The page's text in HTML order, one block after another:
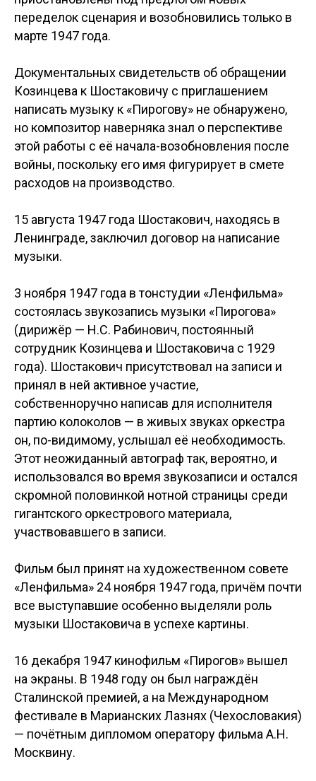
переделок сценария и возобновились только в
марте 1947 года.
Документальных свидетельств об обращении
Козинцева к Шостаковичу с приглашением
написать музыку к «Пирогову» не обнаружено,
но композитор наверняка знал о перспективе
этой работы с её начала-возобновления после
войны, поскольку его имя фигурирует в смете
расходов на производство.
15 августа 1947 года Шостакович, находясь в
Ленинграде, заключил договор на написание
музыки.
3 ноября 1947 года в тонстудии «Ленфильма»
состоялась звукозапись музыки «Пирогова»
(дирижёр — Н.С. Рабинович, постоянный
сотрудник Козинцева и Шостаковича с 1929
года). Шостакович присутствовал на записи и
принял в ней активное участие,
собственноручно написав для исполнителя
партию колоколов — в живых звуках оркестра
он, по-видимому, услышал её необходимость.
Этот неожиданный автограф так, вероятно, и
использовался во время звукозаписи и остался
скромной половинкой нотной страницы среди
гигантского оркестрового материала,
участвовавшего в записи.
Фильм был принят на художественном совете
«Ленфильма» 24 ноября 1947 года, причём почти
все выступавшие особенно выделяли роль
музыки Шостаковича в успехе картины.
16 декабря 1947 кинофильм «Пирогов» вышел
на экраны. В 1948 году он был награждён
Сталинской премией, а на Международном
фестивале в Марианских Лазнях (Чехословакия)
— почётным дипломом оператору фильма А.Н.
Москвину.